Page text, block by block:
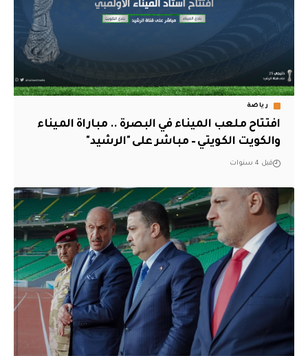
رياضة
افتتاح ملعب الميناء في البصرة .. مباراة الميناء
والكويت الكويتي – مباشر على "الرشيد"
قبل 4 سنوات